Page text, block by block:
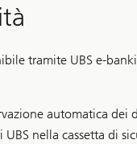
tramite UBS e-
automatica dei
UBS nella cassetta di